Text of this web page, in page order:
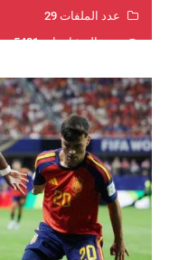
عدد الملفات 29
عدد المشاهدات 5401